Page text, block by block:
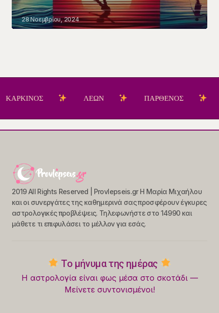
28 Νοεμβρίου, 2024
ΛΕΩΝ ΠΑΡΘΕΝΟΣ
2019 All Rights Reserved | Provlepseis.gr Η Μαρία Μιχαήλου
και οι συνεργάτες της καθημερινά σας προσφέρουν έγκυρες
αστρολογικές προβλέψεις. Τηλεφωνήστε στο 14990 και
μάθετε τι επιφυλάσει το μέλλον για εσάς.
Το μήνυμα της ημέρας
Η αστρολογία είναι φως μέσα στο σκοτάδι —
Μείνετε συντονισμένοι!